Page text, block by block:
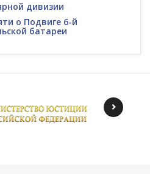
дивизии
о Подвиге 6-й
батареи